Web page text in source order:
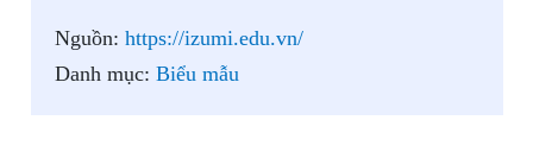
Nguồn: https://izumi.edu.vn/
Danh mục: Biểu mẫu